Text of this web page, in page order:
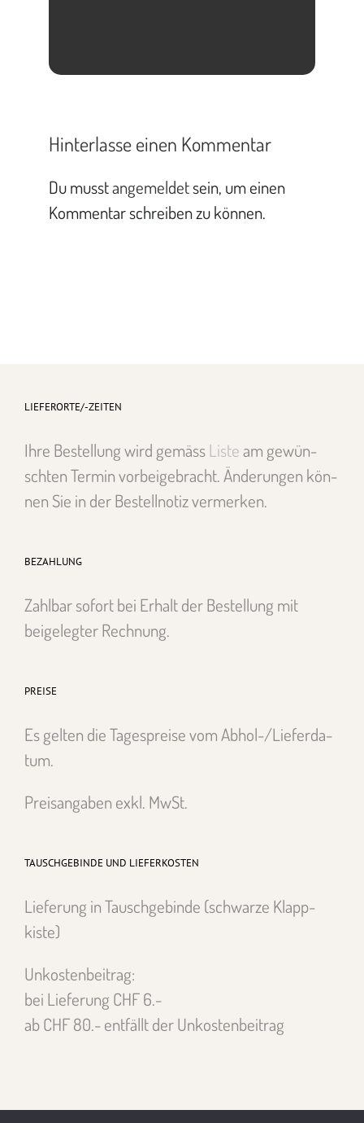
Hinterlasse einen Kommentar
Du musstangemeldetsein, um einen
Kommentar schreiben zu können.
LIEFERORTE/-ZEITEN
Ihre Bestel­lung wird gemäss Listeam gewün­
scht­en Ter­min vor­beige­bracht. Änderun­gen kön­
nen Sie in der Bestell­no­tiz ver­merken.
BEZAHLUNG
Zahlbar sofort bei Erhalt der Bestel­lung mit
beigelegter Rech­nung.
PREISE
Es gel­ten die Tage­spreise vom Abhol-/Liefer­da­
tum.
Preisangaben exkl. MwSt.
TAUSCHGEBINDE UND LIEFERKOSTEN
Liefer­ung in Tauschge­binde (schwarze Klapp­
kiste)
Unkosten­beitrag:
bei Liefer­ung CHF 6.-
ab CHF 80.- ent­fällt der Unkosten­beitrag